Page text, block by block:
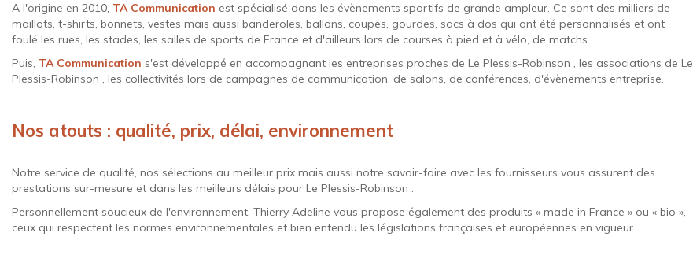
A l'origine en 2010, TA Communication est spécialisé dans les évènements sportifs de grande ampleur. Ce sont des milliers de
maillots, t-shirts, bonnets, vestes mais aussi banderoles, ballons, coupes, gourdes, sacs à dos qui ont été personnalisés et ont
foulé les rues, les stades, les salles de sports de France et d'ailleurs lors de courses à pied et à vélo, de matchs...
Puis, TA Communication s'est développé en accompagnant les entreprises proches de Le Plessis-Robinson , les associations de Le
Plessis-Robinson , les collectivités lors de campagnes de communication, de salons, de conférences, d'évènements entreprise.
Nos atouts : qualité, prix, délai, environnement
Notre service de qualité, nos sélections au meilleur prix mais aussi notre savoir-faire avec les fournisseurs vous assurent des
prestations sur-mesure et dans les meilleurs délais pour Le Plessis-Robinson .
Personnellement soucieux de l'environnement, Thierry Adeline vous propose également des produits « made in France » ou « bio »,
ceux qui respectent les normes environnementales et bien entendu les législations françaises et européennes en vigueur.